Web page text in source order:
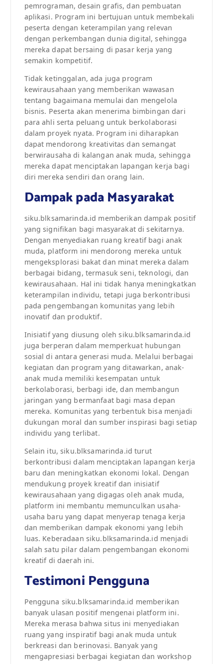
pemrograman, desain grafis, dan pembuatan
aplikasi. Program ini bertujuan untuk membekali
peserta dengan keterampilan yang relevan
dengan perkembangan dunia digital, sehingga
mereka dapat bersaing di pasar kerja yang
semakin kompetitif.
Tidak ketinggalan, ada juga program
kewirausahaan yang memberikan wawasan
tentang bagaimana memulai dan mengelola
bisnis. Peserta akan menerima bimbingan dari
para ahli serta peluang untuk berkolaborasi
dalam proyek nyata. Program ini diharapkan
dapat mendorong kreativitas dan semangat
berwirausaha di kalangan anak muda, sehingga
mereka dapat menciptakan lapangan kerja bagi
diri mereka sendiri dan orang lain.
Dampak pada Masyarakat
siku.blksamarinda.id memberikan dampak positif
yang signifikan bagi masyarakat di sekitarnya.
Dengan menyediakan ruang kreatif bagi anak
muda, platform ini mendorong mereka untuk
mengeksplorasi bakat dan minat mereka dalam
berbagai bidang, termasuk seni, teknologi, dan
kewirausahaan. Hal ini tidak hanya meningkatkan
keterampilan individu, tetapi juga berkontribusi
pada pengembangan komunitas yang lebih
inovatif dan produktif.
Inisiatif yang diusung oleh siku.blksamarinda.id
juga berperan dalam memperkuat hubungan
sosial di antara generasi muda. Melalui berbagai
kegiatan dan program yang ditawarkan, anak-
anak muda memiliki kesempatan untuk
berkolaborasi, berbagi ide, dan membangun
jaringan yang bermanfaat bagi masa depan
mereka. Komunitas yang terbentuk bisa menjadi
dukungan moral dan sumber inspirasi bagi setiap
individu yang terlibat.
Selain itu, siku.blksamarinda.id turut
berkontribusi dalam menciptakan lapangan kerja
baru dan meningkatkan ekonomi lokal. Dengan
mendukung proyek kreatif dan inisiatif
kewirausahaan yang digagas oleh anak muda,
platform ini membantu memunculkan usaha-
usaha baru yang dapat menyerap tenaga kerja
dan memberikan dampak ekonomi yang lebih
luas. Keberadaan siku.blksamarinda.id menjadi
salah satu pilar dalam pengembangan ekonomi
kreatif di daerah ini.
Testimoni Pengguna
Pengguna siku.blksamarinda.id memberikan
banyak ulasan positif mengenai platform ini.
Mereka merasa bahwa situs ini menyediakan
ruang yang inspiratif bagi anak muda untuk
berkreasi dan berinovasi. Banyak yang
mengapresiasi berbagai kegiatan dan workshop